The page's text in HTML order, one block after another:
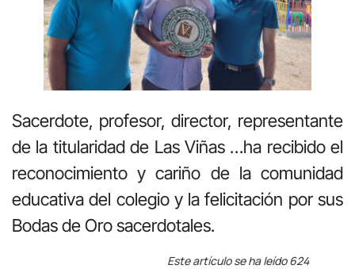
Sacerdote, profesor, director, representante
de la titularidad de Las Viñas …ha recibido el
reconocimiento y cariño de la comunidad
educativa del colegio y la felicitación por sus
Bodas de Oro sacerdotales.
Este artículo se ha leído 624